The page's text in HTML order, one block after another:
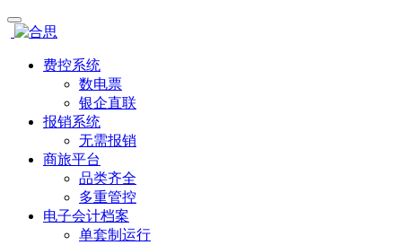
费控系统
数电票
银企直联
报销系统
无需报销
商旅平台
品类齐全
多重管控
电子会计档案
单套制运行